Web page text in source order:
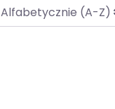
Alfabetycznie (A-Z)